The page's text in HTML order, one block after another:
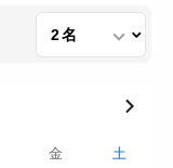
金 土